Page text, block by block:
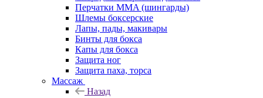
Перчатки MMA (шингарды)
Шлемы боксерские
Лапы, пады, макивары
Бинты для бокса
Капы для бокса
Защита ног
Защита паха, торса
Массаж
Назад